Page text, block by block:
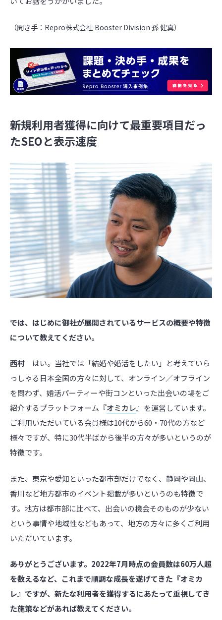
（聞き手：Repro株式会社 Booster Division 孫 健真）
新規利用者獲得に向けて最重要項目だっ
たSEOと表示速度
――では、はじめに御社が展開されているサービスの概要や特徴
について教えてください。
西村 はい。当社では「結婚や婚活をしたい」と考えていら
っしゃる日本全国の方々に対して、オンライン／オフライン
を問わず、婚活パーティーや街コンといった出会いの場をご
紹介するプラットフォーム『オミカレ』を運営しています。
ご利用いただいている会員様は10代から60・70代の方など
様々ですが、特に30代半ばから後半の方々が多いというのが
特徴です。
また、東京や愛知といった都市部だけでなく、静岡や岡山、
香川など地方都市のイベント掲載が多いというのも特徴で
す。地方は都市部に比べて、出会いの機会そのものが少ない
という事情や地域性などもあって、地方の方々に多くご利用
いただいています。
――ありがとうございます。2022年7月時点の会員数は60万人超
を数えるなど、これまで順調な成長を遂げてきた『オミカ
レ』ですが、新たな利用者を獲得するにあたって重視してき
た施策などがあれば教えてください。